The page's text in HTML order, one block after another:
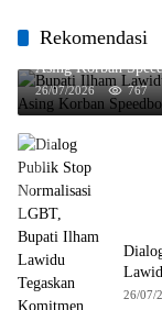
Rekomendasi
Bupati Ilham
Asing Korban
26/07/2026 767
26/07/